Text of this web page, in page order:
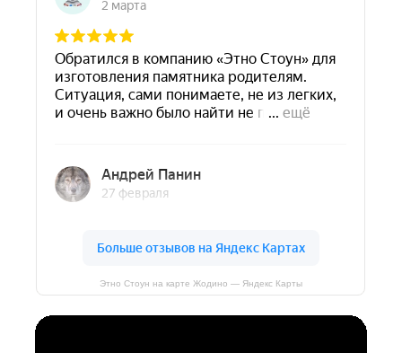
Этно Стоун на карте Жодино — Яндекс Карты